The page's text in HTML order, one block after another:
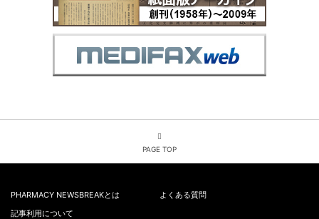
PAGE TOP
PHARMACY NEWSBREAKとは
よくある質問
記事利用について